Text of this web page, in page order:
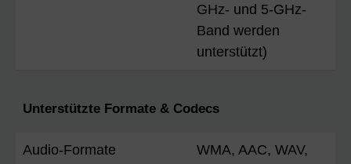
GHz- und 5-GHz-
Band werden
unterstützt)
Unterstützte Formate & Codecs
Audio-Formate
WMA, AAC, WAV,